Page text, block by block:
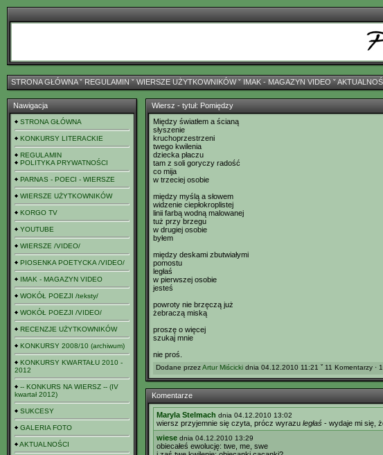
STRONA GŁÓWNAˇ REGULAMIN ˇ WIERSZE UŻYTKOWNIKÓWˇ IMAK - MAGAZYN VIDEO ˇ
Nawigacja
STRONA GŁÓWNA
KONKURSY LITERACKIE
REGULAMIN
POLITYKA PRYWATNOŚCI
PARNAS - POECI - WIERSZE
WIERSZE UŻYTKOWNIKÓW
KORGO TV
YOUTUBE
WIERSZE /VIDEO/
PIOSENKA POETYCKA /VIDEO/
IMAK - MAGAZYN VIDEO
WOKÓŁ POEZJI /teksty/
WOKÓŁ POEZJI /VIDEO/
RECENZJE UŻYTKOWNIKÓW
KONKURSY 2008/10 (archiwum)
KONKURSY KWARTAŁU 2010 -
2012
-- KONKURS NA WIERSZ -- (IV
kwartał 2012)
SUKCESY
GALERIA FOTO
AKTUALNOŚCI
Wiersz - tytuł: Pomiędzy
Między światłem a ścianą
słyszenie
kruchoprzestrzeni
twego kwilenia
dziecka płaczu
tam z soli goryczy radość
co mija
w trzeciej osobie
między myślą a słowem
widzenie ciepłokroplistej
linii farbą wodną malowanej
tuż przy brzegu
w drugiej osobie
byłem
między deskami zbutwiałymi
pomostu
ległaś
w pierwszej osobie
jesteś
powroty nie brzęczą już
żebraczą miską
proszę o więcej
szukaj mnie
nie proś.
Dodane przezArtur Miścicki dnia 04.12.2010 11:21 ˇ 11 Komentarzy ·
Komentarze
Maryla Stelmach dnia 04.12.2010 13:02
wiersz przyjemnie się czyta, prócz wyrazu ległaś - wydaje mi się,
wiese dnia 04.12.2010 13:29
obiecałeś ewolucję: twe, me, swe